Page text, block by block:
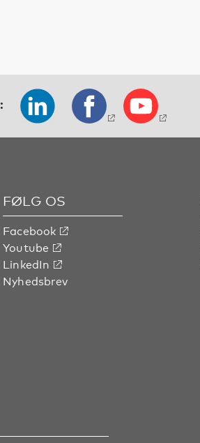
FØLG OS
Facebook
Youtube
LinkedIn
Nyhedsbrev